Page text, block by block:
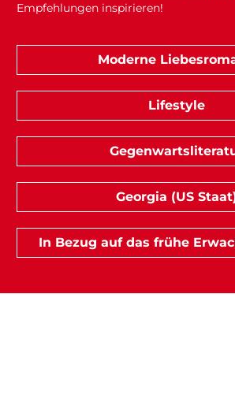
Empfehlungen inspirieren!
Moderne
Lifestyle
Georgia (US
In Bezug auf das frühe